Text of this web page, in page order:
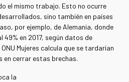
el mismo trabajo. Esto no ocurre
sino también en países
por ejemplo, de Alemania, donde
49% en 2017, según datos de
Mujeres calcula que se tardarían
en cerrar estas brechas.
la